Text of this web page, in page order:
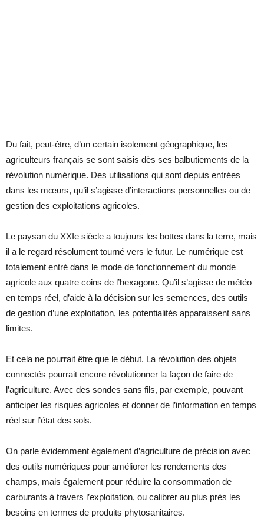
Du fait, peut-être, d’un certain isolement géographique, les
agriculteurs français se sont saisis dès ses balbutiements de la
révolution numérique. Des utilisations qui sont depuis entrées
dans les mœurs, qu’il s’agisse d’interactions personnelles ou de
gestion des exploitations agricoles.
Le paysan du XXIe siècle a toujours les bottes dans la terre, mais
il a le regard résolument tourné vers le futur. Le numérique est
totalement entré dans le mode de fonctionnement du monde
agricole aux quatre coins de l’hexagone. Qu’il s’agisse de météo
en temps réel, d’aide à la décision sur les semences, des outils
de gestion d’une exploitation, les potentialités apparaissent sans
limites.
Et cela ne pourrait être que le début. La révolution des objets
connectés pourrait encore révolutionner la façon de faire de
l’agriculture. Avec des sondes sans fils, par exemple, pouvant
anticiper les risques agricoles et donner de l’information en temps
réel sur l’état des sols.
On parle évidemment également d’agriculture de précision avec
des outils numériques pour améliorer les rendements des
champs, mais également pour réduire la consommation de
carburants à travers l’exploitation, ou calibrer au plus près les
besoins en termes de produits phytosanitaires.